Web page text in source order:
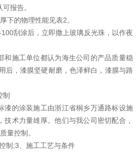
报告。
的物理性能见表2。
刮涂后，立即撒上玻璃反光珠，以作夜
施工单位都认为海生公司的产品质量稳
后，漆膜坚硬耐磨，色泽鲜白，漆膜与路
的涂装施工由浙江省桐乡万通路标设施
技术力量雄厚。他们与我公司密切配合，
量控制。
;3、施工工艺与条件